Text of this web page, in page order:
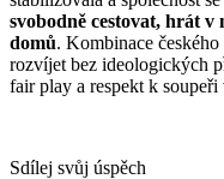
svobodně cestovat, hrát v
domů. Kombinace
rozvíjet bez ideologických
fair play a respekt k
Sdílej svůj úspěch